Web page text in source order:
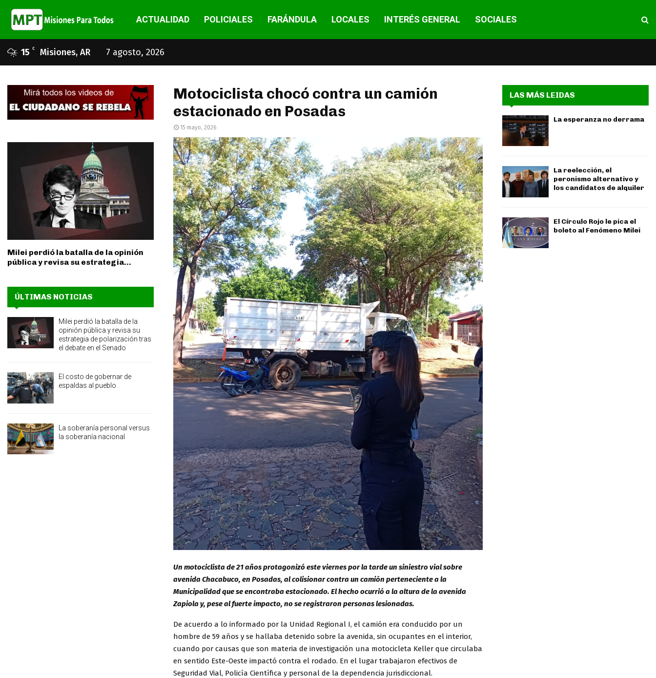
ACTUALIDAD POLICIALES FARÁNDULA LOCALES INTERÉS GENERAL SOCIALES
15 C Misiones, AR 7 agosto, 2026
Motociclista chocó contra un camión
estacionado en Posadas
15 mayo, 2026
Un motociclista de 21 años protagonizó este viernes por la tarde un siniestro vial sobre
avenida Chacabuco, en Posadas, al colisionar contra un camión perteneciente a la
Municipalidad que se encontraba estacionado. El hecho ocurrió a la altura de la avenida
Zapiola y, pese al fuerte impacto, no se registraron personas lesionadas.
De acuerdo a lo informado por la Unidad Regional I, el camión era conducido por un
hombre de 59 años y se hallaba detenido sobre la avenida, sin ocupantes en el interior,
cuando por causas que son materia de investigación una motocicleta Keller que circulaba
en sentido Este-Oeste impactó contra el rodado. En el lugar trabajaron efectivos de
Seguridad Vial, Policía Científica y personal de la dependencia jurisdiccional.
Milei perdió la batalla de la opinión
pública y revisa su estrategia...
ÚLTIMAS NOTICIAS
Milei perdió la batalla de la
opinión pública y revisa su
estrategia de polarización tras
el debate en el Senado
El costo de gobernar de
espaldas al pueblo
La soberanía personal versus
la soberanía nacional
LAS MÁS LEIDAS
La esperanza no derrama
La reelección, el
peronismo alternativo y
los candidatos de alquiler
El Círculo Rojo le pica el
boleto al Fenómeno Milei